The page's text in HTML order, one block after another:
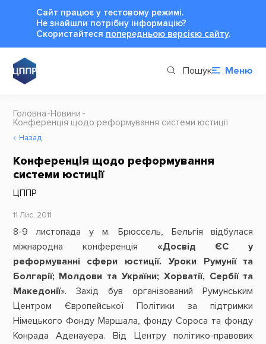
Сайт працює у тестовому режимі.
Не знайшли потрібну інформацію?
Cкористайтеся попередньою версією сайту.
Пошук Меню
Головна Новини
Конференція щодо реформування системи юстиції
Назад
Конференція щодо реформування
системи юстиції
ЦППР
11 Лис, 2011
8-9 листопада у м. Брюссель, Бельгія відбулася
міжнародна конференція «Досвід ЄС у
реформуванні сфери юстиції. Уроки Румунії та
Болгарії; Молдови та України; Хорватії, Сербії та
Македонії». Захід був організований Румунським
Центром Європейської Політики за підтримки
Німецького Фонду Маршала, фонду Сороса та фонду
Конрада Аденауера. Від Центру політико-правових